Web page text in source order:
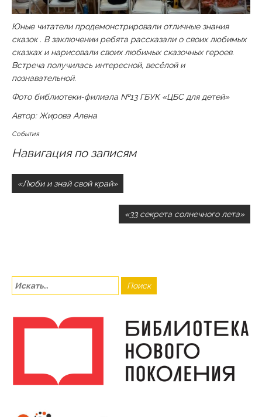
Юные читатели продемонстрировали отличные знания
сказок . В заключении ребята рассказали о своих любимых
сказках и нарисовали своих любимых сказочных героев.
Встреча получилась интересной, весёлой и
познавательной.
Фото библиотеки-филиала №13 ГБУК «ЦБС для детей»
Автор: Жирова Алена
События
Навигация по записям
«Люби и знай свой край»
«33 секрета солнечного лета»